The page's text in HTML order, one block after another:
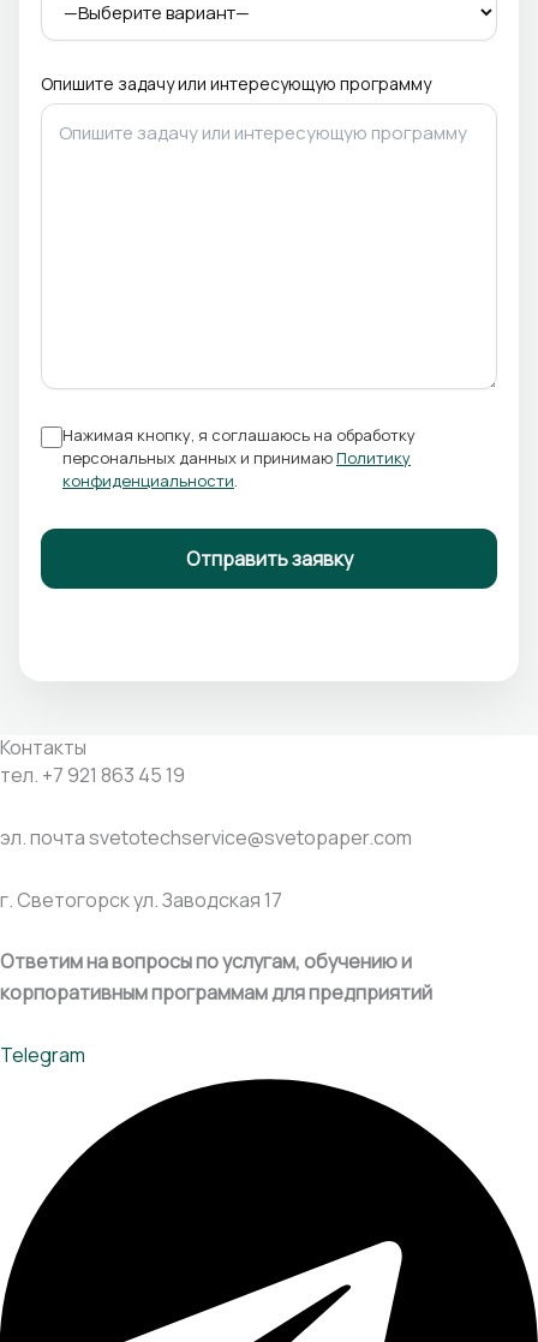
Опишите задачу или интересующую программу
Нажимая кнопку, я соглашаюсь на обработку
персональных данных и принимаюПолитику
конфиденциальности.
Контакты
тел. +7 921 863 45 19
эл. почта svetotechservice@svetopaper.com
г. Светогорск ул. Заводская 17
Ответим на вопросы по услугам, обучению и
корпоративным программам для предприятий
Telegram